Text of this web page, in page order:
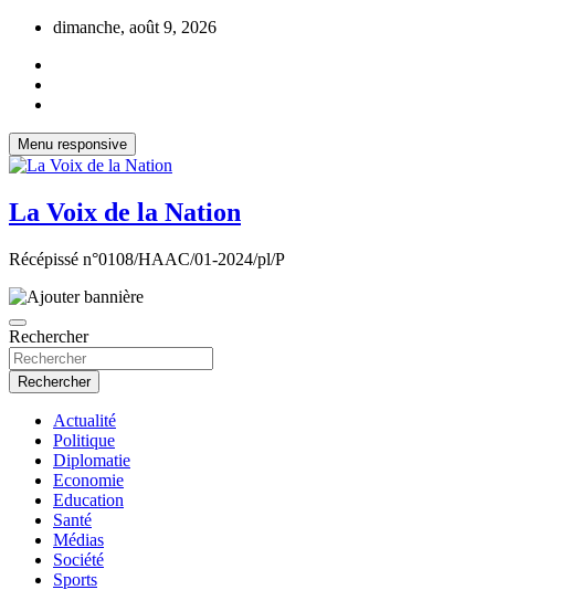
Aller
contenu
dimanche, août 9, 2026
Menu responsive
La Voix de la Nation
Récépissé n°0108/HAAC/01-2024/pl/P
Rechercher
Rechercher
Actualité
Politique
Diplomatie
Economie
Education
Santé
Médias
Société
Sports